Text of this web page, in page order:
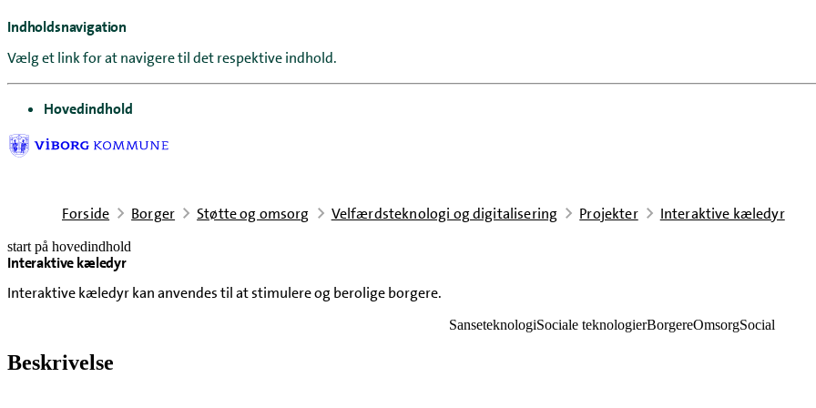
Indholdsnavigation
Vælg et link for at navigere til det respektive indhold.
gå til
Hovedindhold
Forside Borger Støtte og omsorg Velfærdsteknologi og digitalisering Projekter Interaktive kæledyr
start på hovedindhold
Interaktive kæledyr
Interaktive kæledyr kan anvendes til at stimulere og berolige borgere.
senest opdateret 7. april 2026
SanseteknologiSociale teknologierBorgereOmsorgSocial
Beskrivelse